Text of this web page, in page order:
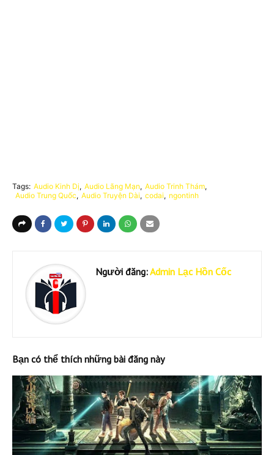
Tags: Audio Kinh Dị Audio Lãng Mạn Audio Trinh Thám
Audio Trung Quốc Audio Truyện Dài codai ngontinh
Người đăng:Admin Lạc Hồn Cốc
Bạn có thể thích những bài đăng này